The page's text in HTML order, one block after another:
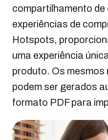
compartilhamento
experiências de
Hotspots,
uma experiência
produto. Os
podem ser gerados
formato PDF para